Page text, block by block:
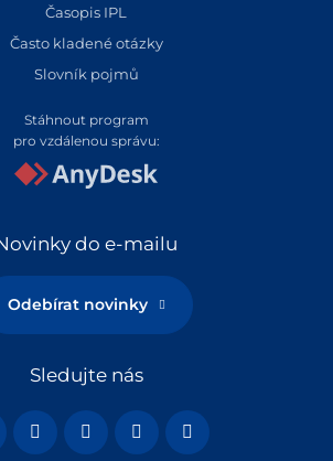
Časopis IPL
Často kladené otázky
Slovník pojmů
Stáhnout program
pro vzdálenou správu:
do e-mailu
Odebírat novinky
Sledujte nás